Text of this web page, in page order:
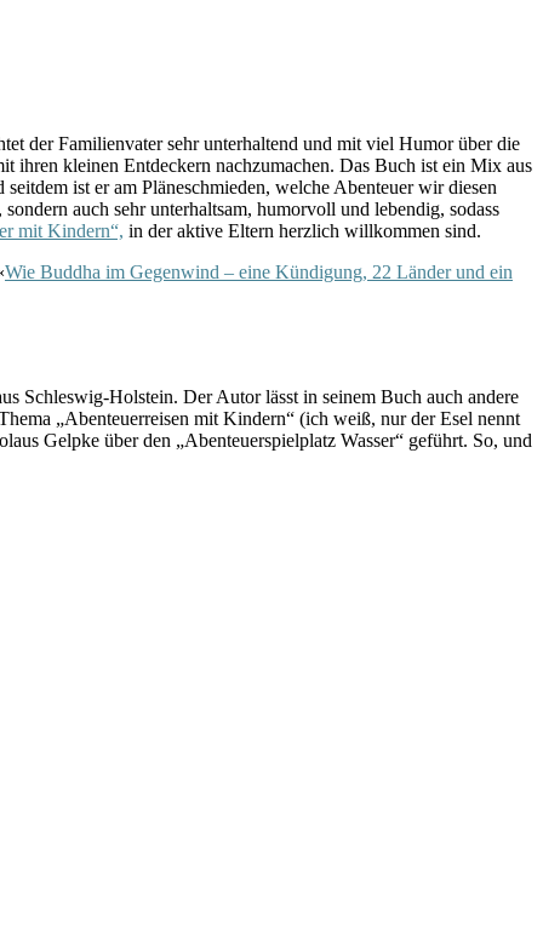
der Familienvater sehr unterhaltend und mit viel Humor über die
ihren kleinen Entdeckern nachzumachen. Das Buch ist ein Mix aus
ist er am Pläneschmieden, welche Abenteuer wir diesen
auch sehr unterhaltsam, humorvoll und lebendig, sodass
mit Kindern“, in der aktive Eltern herzlich willkommen sind.
Wie Buddha im Gegenwind – eine Kündigung, 22 Länder und ein
Schleswig-Holstein. Der Autor lässt in seinem Buch auch andere
„Abenteuerreisen mit Kindern“ (ich weiß, nur der Esel nennt
Gelpke über den „Abenteuerspielplatz Wasser“ geführt. So, und